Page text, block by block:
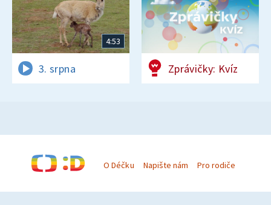
4:53
3. srpna Zprávičky: Kvíz
O Déčku Napište nám Pro rodiče